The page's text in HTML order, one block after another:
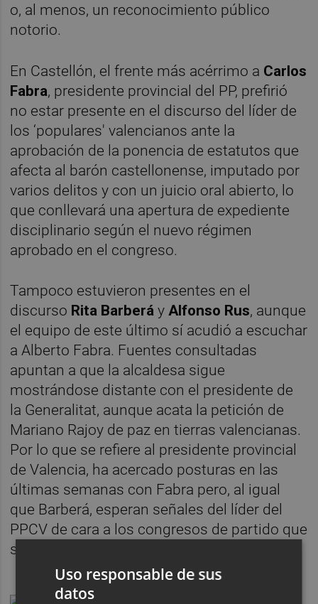
o, al menos, un reconocimiento público
notorio.
En Castellón, el frente más acérrimo a Carlos
Fabra, presidente provincial del PP, prefirió
no estar presente en el discurso del líder de
los ‘populares' valencianos ante la
aprobación de la ponencia de estatutos que
afecta al barón castellonense, imputado por
varios delitos y con un juicio oral abierto, lo
que conllevará una apertura de expediente
disciplinario según el nuevo régimen
aprobado en el congreso.
Tampoco estuvieron presentes en el
discurso Rita Barberá yAlfonso Rus, aunque
el equipo de este último sí acudió a escuchar
a Alberto Fabra. Fuentes consultadas
apuntan a que la alcaldesa sigue
mostrándose distante con el presidente de
la Generalitat, aunque acata la petición de
Mariano Rajoy de paz en tierras valencianas.
Por lo que se refiere al presidente provincial
de Valencia, ha acercado posturas en las
últimas semanas con Fabra pero, al igual
que Barberá, esperan señales del líder del
PPCV de cara a los congresos de partido que
se acercan.
Uso responsable de sus
datos